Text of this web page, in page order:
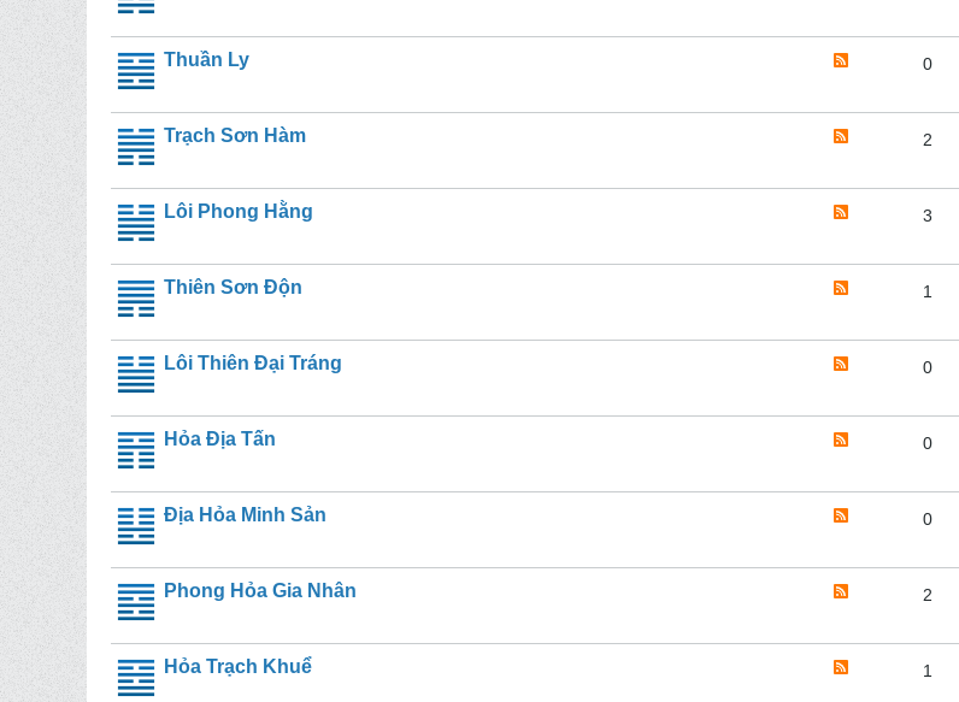
Thuần Ly 0
Trạch Sơn Hàm 2
Lôi Phong Hằng 3
Thiên Sơn Độn 1
Lôi Thiên Đại Tráng 0
Hỏa Địa Tấn 0
Địa Hỏa Minh Sản 0
Phong Hỏa Gia Nhân 2
Hỏa Trạch Khuể 1